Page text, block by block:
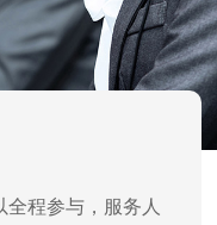
程参与，服务人